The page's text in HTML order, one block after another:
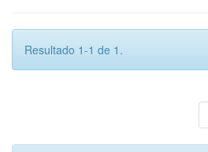
Resultado 1-1 de 1.